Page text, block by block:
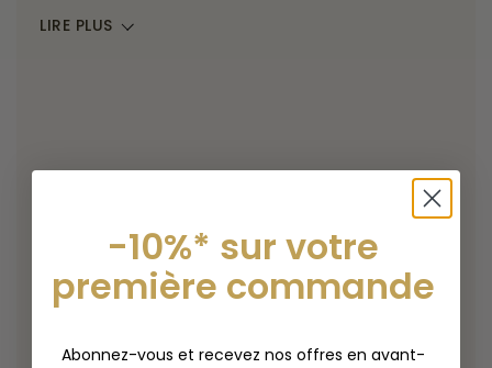
LIRE PLUS
-10%* sur votre
première commande
Abonnez-vous et recevez nos offres en avant-